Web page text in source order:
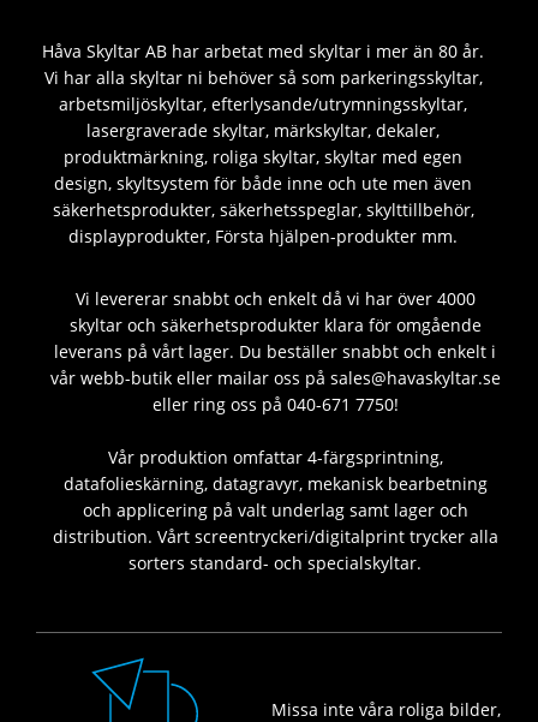
Håva Skyltar AB har arbetat med skyltar i mer än 80 år.
Vi har alla skyltar ni behöver så som parkeringsskyltar,
arbetsmiljöskyltar, efterlysande/utrymningsskyltar,
lasergraverade skyltar, märkskyltar, dekaler,
produktmärkning, roliga skyltar, skyltar med egen
design, skyltsystem för både inne och ute men även
säkerhetsprodukter, säkerhetsspeglar, skylttillbehör,
displayprodukter, Första hjälpen-produkter mm.
Vi levererar snabbt och enkelt då vi har över 4000
skyltar och säkerhetsprodukter klara för omgående
leverans på vårt lager. Du beställer snabbt och enkelt i
vår webb-butik eller mailar oss på sales@havaskyltar.se
eller ring oss på 040-671 7750!
Vår produktion omfattar 4-färgsprintning,
datafolieskärning, datagravyr, mekanisk bearbetning
och applicering på valt underlag samt lager och
distribution. Vårt screentryckeri/digitalprint trycker alla
sorters standard- och specialskyltar.
Missa inte våra roliga bilder,